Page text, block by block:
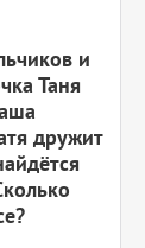
и
Таня
дружит